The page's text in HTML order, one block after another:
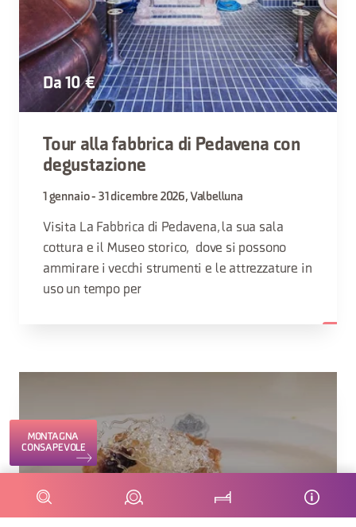
Da 10 €
Tour alla fabbrica di Pedavena con
degustazione
1 gennaio - 31 dicembre 2026, Valbelluna
Visita La Fabbrica di Pedavena, la sua sala
cottura e il Museo storico, dove si possono
ammirare i vecchi strumenti e le attrezzature in
uso un tempo per
MONTAGNA
CONSAPEVOLE